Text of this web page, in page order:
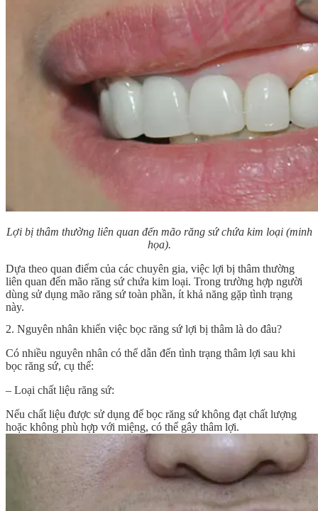
Lợi bị thâm thường liên quan đến mão răng sứ chứa kim loại (minh
họa).
Dựa theo quan điểm của các chuyên gia, việc lợi bị thâm thường
liên quan đến mão răng sứ chứa kim loại. Trong trường hợp người
dùng sử dụng mão răng sứ toàn phần, ít khả năng gặp tình trạng
này.
2. Nguyên nhân khiến việc bọc răng sứ lợi bị thâm là do đâu?
Có nhiều nguyên nhân có thể dẫn đến tình trạng thâm lợi sau khi
bọc răng sứ, cụ thể:
– Loại chất liệu răng sứ:
Nếu chất liệu được sử dụng để bọc răng sứ không đạt chất lượng
hoặc không phù hợp với miệng, có thể gây thâm lợi.